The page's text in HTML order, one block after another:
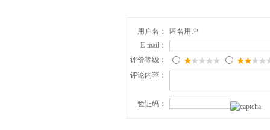
用户名：
匿名用户
E-mail：
评价等级：
评论内容：
验证码：